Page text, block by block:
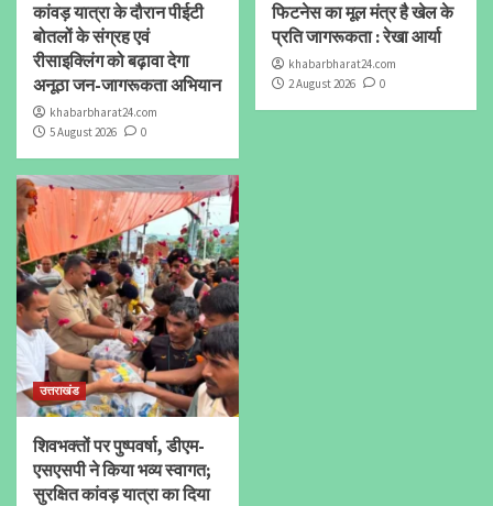
कांवड़ यात्रा के दौरान पीईटी
बोतलों के संग्रह एवं
रीसाइक्लिंग को बढ़ावा देगा
अनूठा जन-जागरूकता अभियान
khabarbharat24.com
5 August 2026
0
फिटनेस का मूल मंत्र है खेल के
प्रति जागरूकता : रेखा आर्या
khabarbharat24.com
2 August 2026
0
उत्तराखंड
शिवभक्तों पर पुष्पवर्षा, डीएम-
एसएसपी ने किया भव्य स्वागत;
सुरक्षित कांवड़ यात्रा का दिया